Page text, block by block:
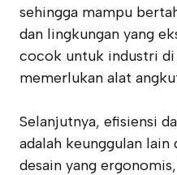
sehingga mampu
dan lingkungan yang
cocok untuk industri di
memerlukan alat
Selanjutnya, efisiensi
adalah keunggulan
desain yang